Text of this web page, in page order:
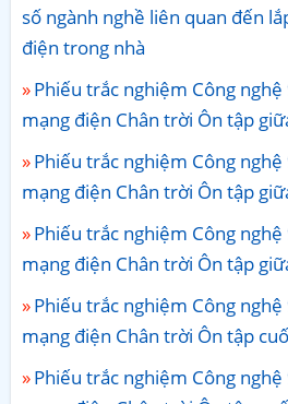
số ngành nghề liên quan đến
điện trong nhà
Phiếu trắc nghiệm Công nghệ
mạng điện Chân trời Ôn tập
Phiếu trắc nghiệm Công nghệ
mạng điện Chân trời Ôn tập
Phiếu trắc nghiệm Công nghệ
mạng điện Chân trời Ôn tập
Phiếu trắc nghiệm Công nghệ
mạng điện Chân trời Ôn tập
Phiếu trắc nghiệm Công nghệ